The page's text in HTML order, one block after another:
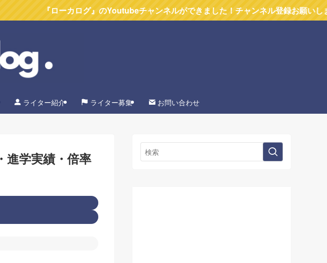
『ローカログ』のYoutubeチャンネルができました！チャンネル登録お願いします
ライター紹介 ライター募集 お問い合わせ
進学実績・倍率